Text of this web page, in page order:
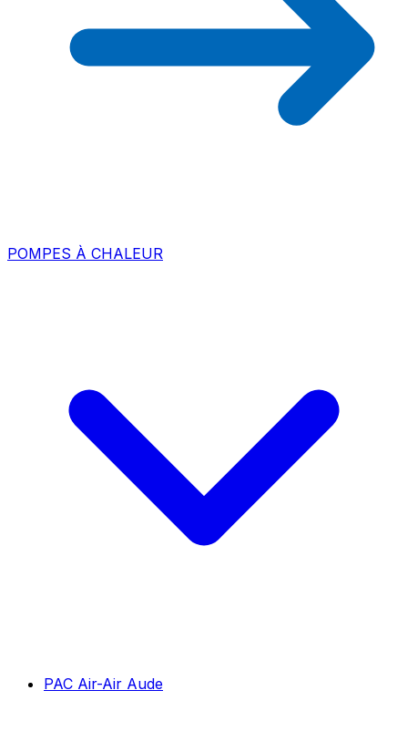
POMPES À CHALEUR
PAC Air-Air Aude